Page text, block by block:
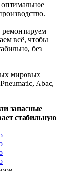
оптимальное
ремонтируем
всё, чтобы
без
мировых
Abac,
запасные
стабильную